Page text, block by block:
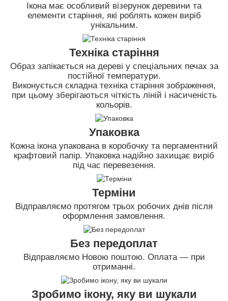
Ікона має особливий візерунок деревини та
елементи старіння, які роблять кожен виріб
унікальним.
Техніка старіння
Образ запікається на дереві у спеціальних печах за
постійної температури.
Виконується складна техніка старіння зображення,
при цьому зберігаються чіткість ліній і насиченість
кольорів.
Упаковка
Кожна ікона упакована в коробочку та пергаментний
крафтовий папір. Упаковка надійно захищає виріб
під час перевезення.
Терміни
Відправляємо протягом трьох робочих днів після
оформлення замовлення.
Без передоплат
Відправляємо Новою поштою. Оплата — при
отриманні.
Зробимо ікону, яку ви шукали